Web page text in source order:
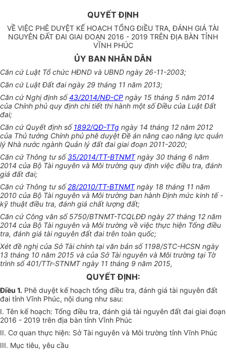
QUYẾT ĐỊNH
VỀ VIỆC PHÊ DUYỆT KẾ HOẠCH TỔNG ĐIỀU TRA, ĐÁNH GIÁ TÀI
NGUYÊN ĐẤT ĐAI GIAI ĐOẠN 2016 - 2019 TRÊN ĐỊA BÀN TỈNH
VĨNH PHÚC
ỦY BAN NHÂN DÂN
Căn cứ Luật Tổ chức HĐND và UBND ngày 26-11-2003;
Căn cứ Luật Đất đai ngày 29 tháng 11 năm 2013;
Căn cứ Nghị định số43/2014/NĐ-CP ngày 15 tháng 5 năm 2014
của Chính phủ quy định chi tiết thi hành một số Điều của Luật Đất
đai;
Căn cứ Quyết định số1892/QĐ-TTg ngày 14 tháng 12 năm 2012
của Thủ tướng Chính phủ phê duyệt Đề án nâng cao năng lực quản
lý Nhà nước ngành Quản lý đất đai giai đoạn 2011-2020;
Căn cứ Thông tư số35/2014/TT-BTNMTngày 30 tháng 6 năm
2014 của Bộ Tài nguyên và Môi trường quy định việc điều tra, đánh
giá đất đai;
Căn cứ Thông tư số28/2010/TT-BTNMTngày 18 tháng 11 năm
2010 của Bộ Tài nguyên và Môi trường ban hành Định mức kinh tế-
kỹ thuật điều tra, đánh giá chất lượng đất;
Căn cứ Công văn số 5750/BTNMT-TCQLĐĐ ngày 27 tháng 12 năm
2014 của Bộ Tài nguyên và Môi trường về việc thực hiện Tổng điều
tra, đánh giá tài nguyên đất đai trên toàn quốc;
Xét đề nghị của Sở Tài chính tại văn bản số 1198/STC-HCSN ngày
13 tháng 10 năm 2015 và của Sở Tài nguyên và Môi trường tại Tờ
trình số401/TTr-STNMT ngày 11 tháng 9 năm 2015,
QUYẾT ĐỊNH:
Điều 1. Phê duyệt kế hoạch tổng điều tra, đánh giá tài nguyên đất
đai tỉnh Vĩnh Phúc, nội dung như sau:
I. Tên kế hoạch: Tổng điều tra, đánh giá tài nguyên đất đai giai đoạn
2016 - 2019 trên địa bàn tỉnh Vĩnh Phúc
II. Cơ quan thực hiện: Sở Tài nguyên và Môi trường tỉnh Vĩnh Phúc
III. Mục tiêu, yêu cầu